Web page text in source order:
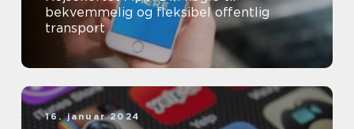
bekvemmelig og fleksibel offentlig
transport
16. januar 2024